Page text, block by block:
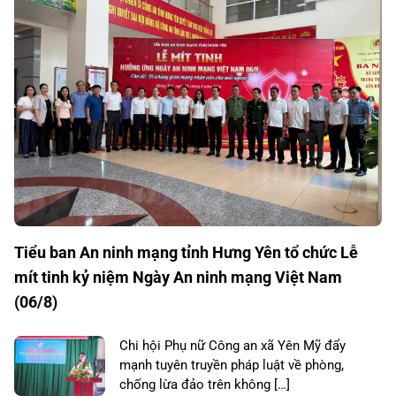
Tiểu ban An ninh mạng tỉnh Hưng Yên tổ chức Lễ
mít tinh kỷ niệm Ngày An ninh mạng Việt Nam
(06/8)
Chi hội Phụ nữ Công an xã Yên Mỹ đẩy
mạnh tuyên truyền pháp luật về phòng,
chống lừa đảo trên không […]